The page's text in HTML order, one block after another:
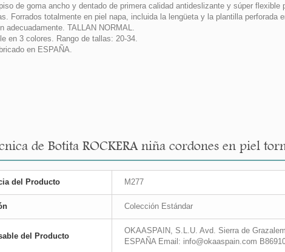
de goma ancho y dentado de primera calidad antideslizante y súper flexible
Forrados totalmente en piel napa, incluida la lengüeta y la plantilla perforada
adecuadamente. TALLAN NORMAL.
en 3 colores. Rango de tallas: 20-34.
en ESPAÑA.
de Botita ROCKERA niña cordones en piel
del Producto M277
Colección Estándar
del Producto
OKAASPAIN, S.L.U. Avd. Sierra de
ESPAÑA Email: info@okaaspain.com